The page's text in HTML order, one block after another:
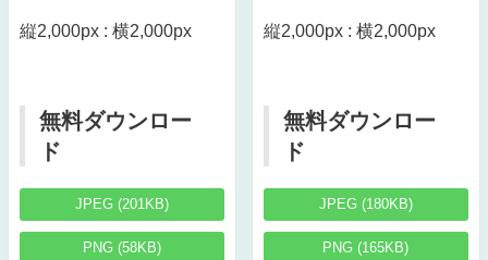
縦2,000px : 横2,000px
無料ダウンロー
ド
JPEG (201KB)
PNG (58KB)
縦2,000px : 横2,000px
無料ダウンロー
ド
JPEG (180KB)
PNG (165KB)